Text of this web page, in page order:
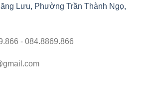
Lưu, Phường Trần Thành Ngọ,
- 084.8869.866